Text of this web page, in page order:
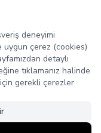
deneyimi
çerez (cookies)
detaylı
tıklamanız halinde
gerekli çerezler